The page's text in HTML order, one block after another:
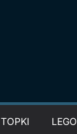
TOPKI LEGO